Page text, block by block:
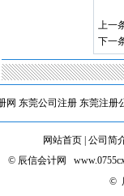
上一
下一
网 东莞公司注册 东莞注册
网站首页 公司简
© 辰信会计网
©